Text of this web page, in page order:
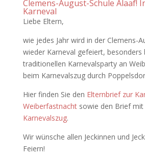
Clemens-August-Schule Alaaf!
Karneval
Liebe Eltern,
wie jedes Jahr wird in der Clemens-
wieder Karneval gefeiert, besonders
traditionellen Karnevalsparty an
beim Karnevalszug durch
Hier finden Sie den Elternbrief zur
Weiberfastnacht sowie den Brief
Karnevalszug.
Wir wünsche allen Jeckinnen und
Feiern!